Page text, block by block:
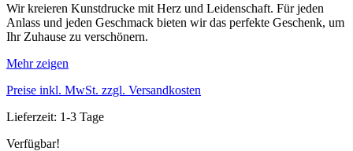
Wir kreieren Kunstdrucke mit Herz und Leidenschaft. Für jeden
Anlass und jeden Geschmack bieten wir das perfekte Geschenk, um
Ihr Zuhause zu verschönern.
Mehr zeigen
Preise inkl. MwSt. zzgl. Versandkosten
Lieferzeit: 1-3 Tage
Verfügbar!